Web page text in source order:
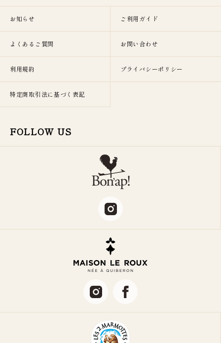
お知らせ ご利用ガイド
よくあるご質問 お問い合わせ
利用規約 プライバシーポリシー
特定商取引法に基づく表記
FOLLOW US